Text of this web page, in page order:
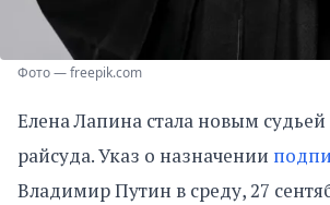
Фото — freepik.com
Елена Лапина стала новым
райсуда. Указ о назначении
Владимир Путин в среду, 27